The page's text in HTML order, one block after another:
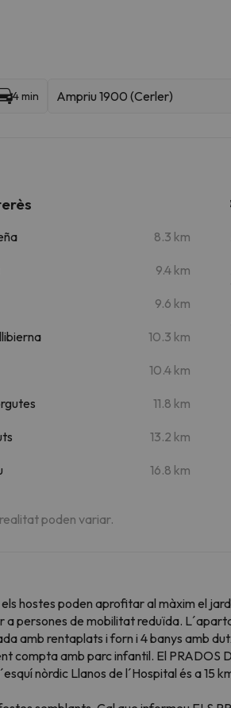
4 min Ampriu 1900 (Cerler)
8.3 km
9.4 km
9.6 km
10.3 km
10.4 km
11.8 km
13.2 km
16.8 km
poden variar.
hostes poden aprofitar al màxim el
persones de mobilitat reduïda.
amb rentaplats i forn i 4 banys amb
amb parc infantil. El PRADOS
nòrdic Llanos de l´Hospital és a 15